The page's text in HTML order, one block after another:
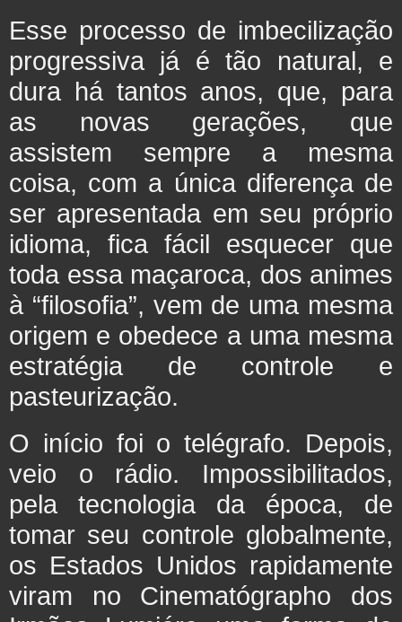
Esse processo de imbecilização
progressiva já é tão natural, e
dura há tantos anos, que, para
as novas gerações, que
assistem sempre a mesma
coisa, com a única diferença de
ser apresentada em seu próprio
idioma, fica fácil esquecer que
toda essa maçaroca, dos animes
à “filosofia”, vem de uma mesma
origem e obedece a uma mesma
estratégia de controle e
pasteurização.
O início foi o telégrafo. Depois,
veio o rádio. Impossibilitados,
pela tecnologia da época, de
tomar seu controle globalmente,
os Estados Unidos rapidamente
viram no Cinematógrapho dos